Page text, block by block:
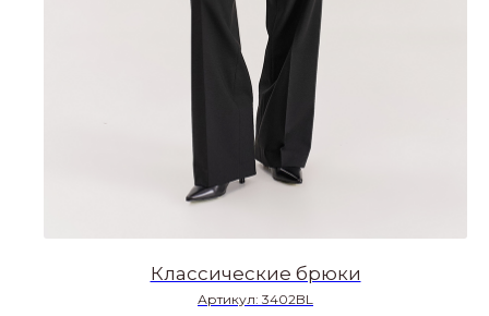
Классические брюки
Артикул: 3402BL